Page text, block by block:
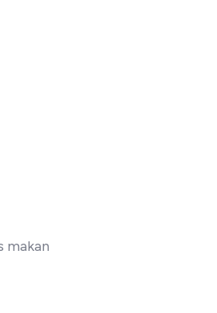
makan